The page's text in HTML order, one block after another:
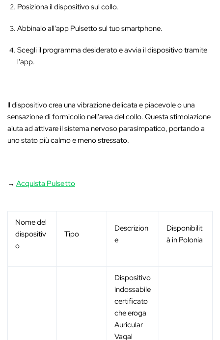
Posiziona il dispositivo sul collo.
Abbinalo all'app Pulsetto sul tuo smartphone.
Scegli il programma desiderato e avvia il dispositivo tramite
l'app.
Il dispositivo crea una vibrazione delicata e piacevole o una
sensazione di formicolio nell'area del collo. Questa stimolazione
aiuta ad attivare il sistema nervoso parasimpatico, portando a
uno stato più calmo e meno stressato.
→Acquista Pulsetto
Nome del
dispositiv
o
Tipo
Descrizion
e
Disponibilit
à in Polonia
Dispositivo
indossabile
certificato
che eroga
Auricular
Vagal